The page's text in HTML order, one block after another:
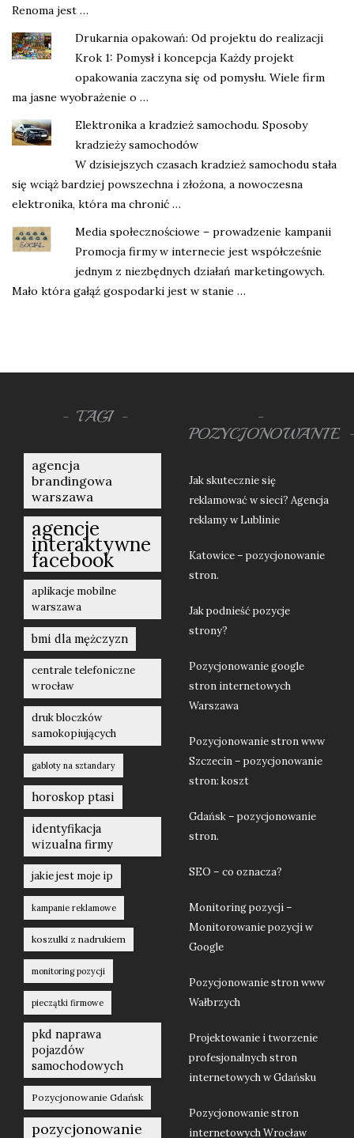
Renoma jest …
Drukarnia opakowań: Od projektu do realizacji
Krok 1: Pomysł i koncepcja Każdy projekt
opakowania zaczyna się od pomysłu. Wiele firm
ma jasne wyobrażenie o …
Elektronika a kradzież samochodu. Sposoby
kradzieży samochodów
W dzisiejszych czasach kradzież samochodu stała
się wciąż bardziej powszechna i złożona, a nowoczesna
elektronika, która ma chronić …
Media społecznościowe – prowadzenie kampanii
Promocja firmy w internecie jest współcześnie
jednym z niezbędnych działań marketingowych.
Mało która gałąź gospodarki jest w stanie …
TAGI
agencja
brandingowa
warszawa
agencje
interaktywne
facebook
aplikacje mobilne
warszawa
bmi dla mężczyzn
centrale telefoniczne
wrocław
druk bloczków
samokopiujących
gabloty na sztandary
horoskop ptasi
identyfikacja
wizualna firmy
jakie jest moje ip
kampanie reklamowe
koszulki z nadrukiem
monitoring pozycji
pieczątki firmowe
pkd naprawa
pojazdów
samochodowych
Pozycjonowanie Gdańsk
pozycjonowanie
POZYCJONOWANIE
Jak skutecznie się
reklamować w sieci? Agencja
reklamy w Lublinie
Katowice – pozycjonowanie
stron.
Jak podnieść pozycje
strony?
Pozycjonowanie google
stron internetowych
Warszawa
Pozycjonowanie stron www
Szczecin – pozycjonowanie
stron: koszt
Gdańsk – pozycjonowanie
stron.
SEO – co oznacza?
Monitoring pozycji –
Monitorowanie pozycji w
Google
Pozycjonowanie stron www
Wałbrzych
Projektowanie i tworzenie
profesjonalnych stron
internetowych w Gdańsku
Pozycjonowanie stron
internetowych Wrocław